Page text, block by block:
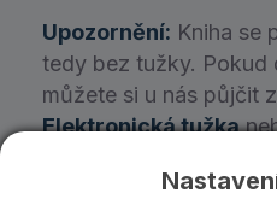
Upozornění: Kniha se
tedy bez tužky. Pokud
můžete si u nás půjčit
Elektronická tužka